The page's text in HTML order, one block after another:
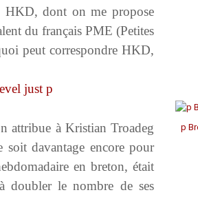
HKD, dont on me propose
du français PME (Petites
peut correspondre HKD,
attribue à Kristian Troadeg
soit davantage encore pour
en breton, était
doubler le nombre de ses
p